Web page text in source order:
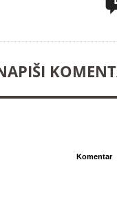
Komentar